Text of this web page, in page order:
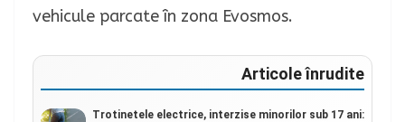
vehicule parcate în zona Evosmos.
Articole înrudite
Trotinetele electrice, interzise minorilor sub 17 ani: